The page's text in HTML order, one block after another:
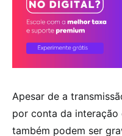
Apesar de a
por conta da
também podem ser